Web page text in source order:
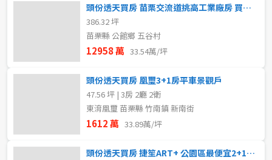
頭份透天買房 苗栗交流道挑高工業廠房 買房找阿慶
386.32 坪
苗栗縣 公館鄉 五谷村
12958 萬 33.54萬/坪
頭份透天買房 凰璽3+1房平車景觀戶
47.56 坪 | 3房 2廳 2衛
東淯凰璽 苗栗縣 竹南鎮 新南街
1612 萬 33.89萬/坪
頭份透天買房 捷笙ART+ 公園區最便宜2+1房平車